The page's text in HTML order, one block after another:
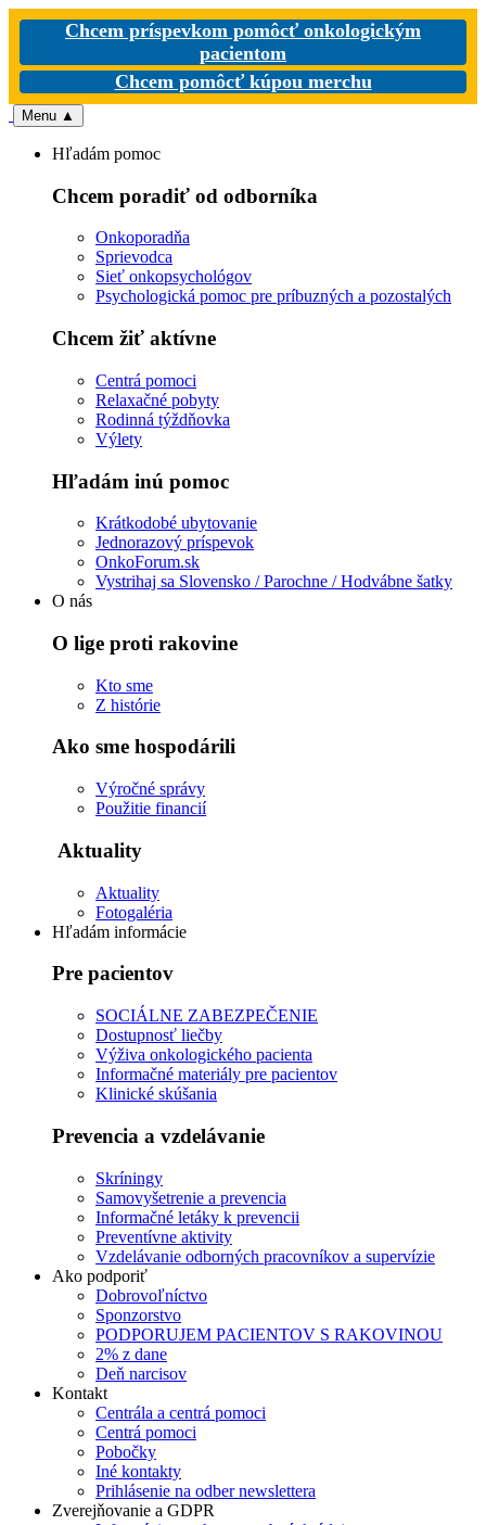
Chcem príspevkom pomôcť onkologickým
pacientom
Chcem pomôcť kúpou merchu
Menu ▲
Hľadám pomoc
Chcem poradiť od odborníka
Onkoporadňa
Sprievodca
Sieť onkopsychológov
Psychologická pomoc pre príbuzných a pozostalých
Chcem žiť aktívne
Centrá pomoci
Relaxačné pobyty
Rodinná týždňovka
Výlety
Hľadám inú pomoc
Krátkodobé ubytovanie
Jednorazový príspevok
OnkoForum.sk
Vystrihaj sa Slovensko / Parochne / Hodvábne šatky
O nás
O lige proti rakovine
Kto sme
Z histórie
Ako sme hospodárili
Výročné správy
Použitie financií
Aktuality
Aktuality
Fotogaléria
Hľadám informácie
Pre pacientov
SOCIÁLNE ZABEZPEČENIE
Dostupnosť liečby
Výživa onkologického pacienta
Informačné materiály pre pacientov
Klinické skúšania
Prevencia a vzdelávanie
Skríningy
Samovyšetrenie a prevencia
Informačné letáky k prevencii
Preventívne aktivity
Vzdelávanie odborných pracovníkov a supervízie
Ako podporiť
Dobrovoľníctvo
Sponzorstvo
PODPORUJEM PACIENTOV S RAKOVINOU
2% z dane
Deň narcisov
Kontakt
Centrála a centrá pomoci
Centrá pomoci
Pobočky
Iné kontakty
Prihlásenie na odber newslettera
Zverejňovanie a GDPR